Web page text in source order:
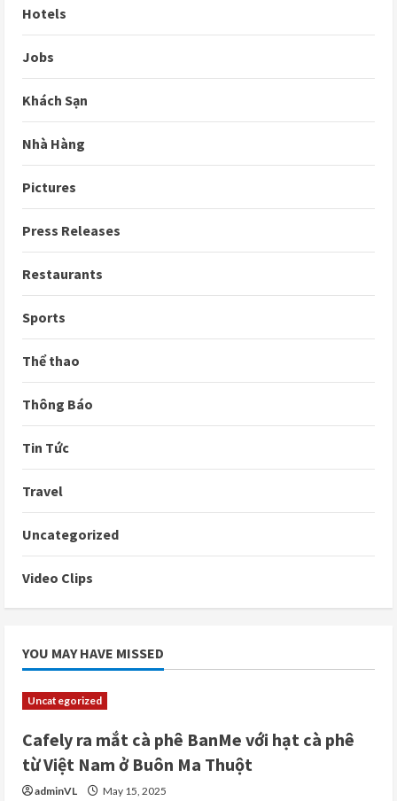
Hotels
Jobs
Khách Sạn
Nhà Hàng
Pictures
Press Releases
Restaurants
Sports
Thể thao
Thông Báo
Tin Tức
Travel
Uncategorized
Video Clips
YOU MAY HAVE MISSED
Uncategorized
Cafely ra mắt cà phê BanMe với hạt cà phê
từ Việt Nam ở Buôn Ma Thuột
adminVL May 15, 2025